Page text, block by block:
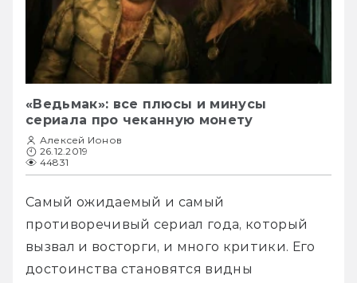
«Ведьмак»: все плюсы и минусы
сериала про чеканную монету
Алексей Ионов
26.12.2019
44831
Самый ожидаемый и самый
противоречивый сериал года, который
вызвал и восторги, и много критики. Его
достоинства становятся видны